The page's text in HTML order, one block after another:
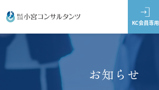
KC会員専用
お知らせ